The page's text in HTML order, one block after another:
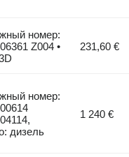
номер:
Z004 •
231,60 €
номер:
дизель
1 240 €